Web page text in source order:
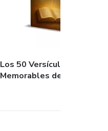
Los 50 Versículos Más
Memorables de la Biblia